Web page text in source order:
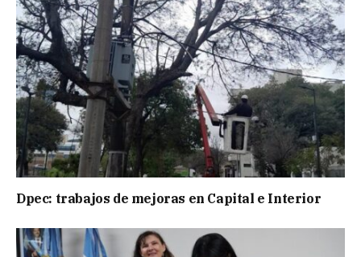
Dpec: trabajos de mejoras en Capital e Interior